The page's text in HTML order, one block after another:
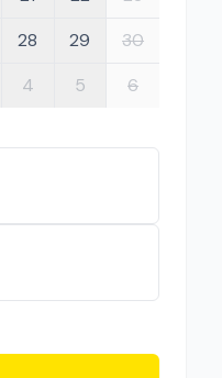
28 29
30
4 5 6